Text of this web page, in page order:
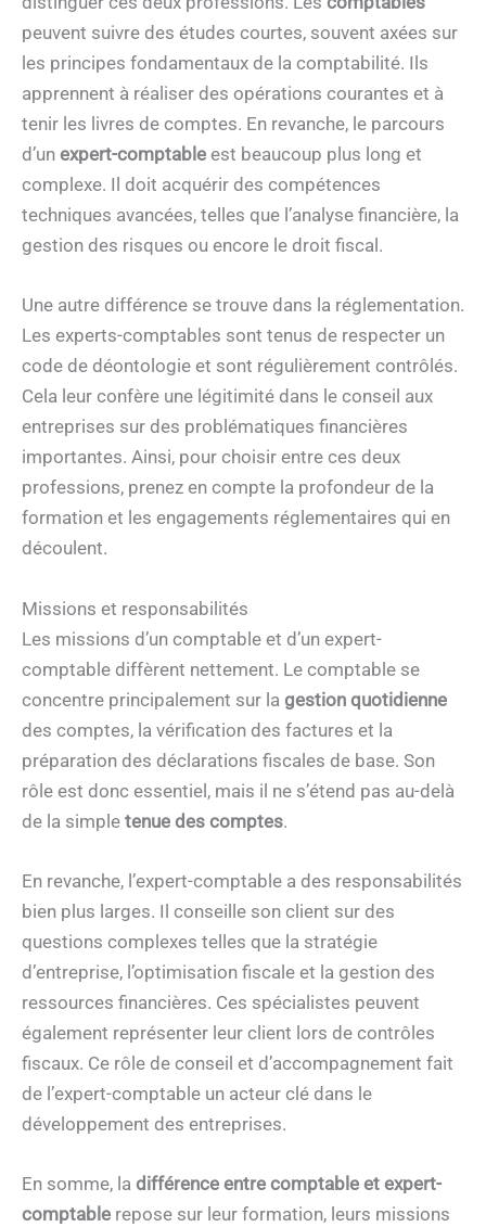
peuvent suivre des études courtes, souvent axées sur
les principes fondamentaux de la comptabilité. Ils
apprennent à réaliser des opérations courantes et à
tenir les livres de comptes. En revanche, le parcours
d’un expert-comptable est beaucoup plus long et
complexe. Il doit acquérir des compétences
techniques avancées, telles que l’analyse financière, la
gestion des risques ou encore le droit fiscal.
Une autre différence se trouve dans la réglementation.
Les experts-comptables sont tenus de respecter un
code de déontologie et sont régulièrement contrôlés.
Cela leur confère une légitimité dans le conseil aux
entreprises sur des problématiques financières
importantes. Ainsi, pour choisir entre ces deux
professions, prenez en compte la profondeur de la
formation et les engagements réglementaires qui en
découlent.
Missions et responsabilités
Les missions d’un comptable et d’un expert-
comptable diffèrent nettement. Le comptable se
concentre principalement sur la gestion quotidienne
des comptes, la vérification des factures et la
préparation des déclarations fiscales de base. Son
rôle est donc essentiel, mais il ne s’étend pas au-delà
de la simple tenue des comptes.
En revanche, l’expert-comptable a des responsabilités
bien plus larges. Il conseille son client sur des
questions complexes telles que la stratégie
d’entreprise, l’optimisation fiscale et la gestion des
ressources financières. Ces spécialistes peuvent
également représenter leur client lors de contrôles
fiscaux. Ce rôle de conseil et d’accompagnement fait
de l’expert-comptable un acteur clé dans le
développement des entreprises.
En somme, la différence entre comptable et expert-
comptable repose sur leur formation, leurs missions